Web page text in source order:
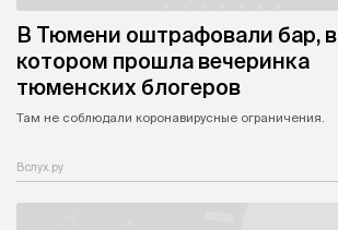
В Тюмени оштрафовали бар, в
котором прошла вечеринка
тюменских блогеров
Там не соблюдали коронавирусные ограничения.
Вслух.ру